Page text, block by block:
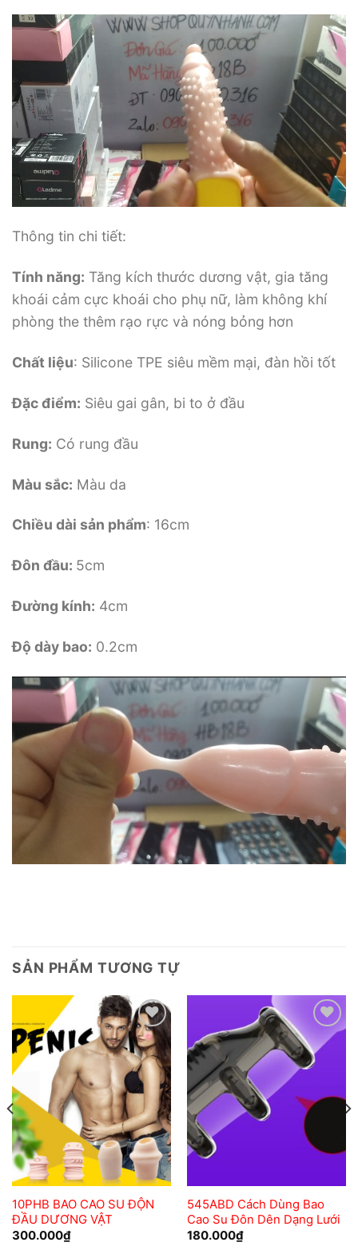
Thông tin chi tiết:
Tính năng: Tăng kích thước dương vật, gia tăng
khoái cảm cực khoái cho phụ nữ, làm không khí
phòng the thêm rạo rực và nóng bỏng hơn
Chất liệu: Silicone TPE siêu mềm mại, đàn hồi tốt
Đặc điểm: Siêu gai gân, bi to ở đầu
Rung: Có rung đầu
Màu sắc: Màu da
Chiều dài sản phẩm: 16cm
Đôn đầu: 5cm
Đường kính: 4cm
Độ dày bao: 0.2cm
SẢN PHẨM TƯƠNG TỰ
Add to
wishlist
10PHB BAO CAO SU ĐỘN
ĐẦU DƯƠNG VẬT
300.000₫
Add to
545ABD Cách Dùng Bao
Cao Su Đôn Dên Dạng Lưới
180.000₫